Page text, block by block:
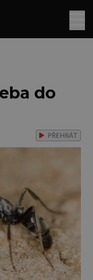
do
PŘEHRÁT